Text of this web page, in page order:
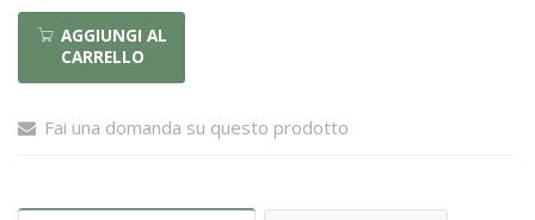
AGGIUNGI AL
CARRELLO
Fai una domanda su questo prodotto